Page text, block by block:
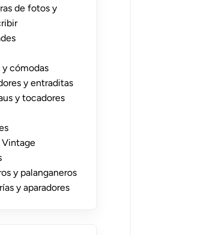
de fotos y
y cómodas
y entraditas
y tocadores
Vintage
y palanganeros
y aparadores